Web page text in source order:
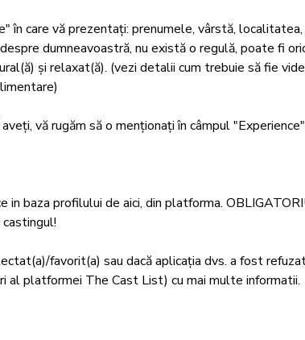
în care vă prezentați: prenumele, vârstă, localitatea,
dumneavoastră, nu există o regulă, poate fi
și relaxat(ă). (vezi detalii cum trebuie să fie
vă rugăm să o menționați în câmpul
baza profilului de aici, din platforma.
favorit(a) sau dacă aplicația dvs. a fost
al platformei The Cast List) cu mai multe informatii.